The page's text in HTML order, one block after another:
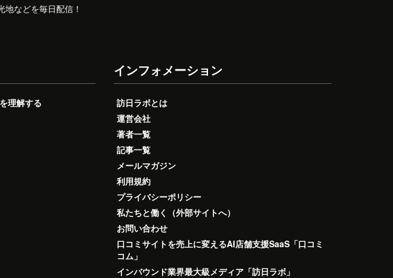
などを毎日配信！
理解する
インフォメーション
訪日ラボとは
運営会社
著者一覧
記事一覧
メールマガジン
利用規約
プライバシーポリシー
私たちと働く（外部サイトへ）
お問い合わせ
口コミサイトを売上に変えるAI店舗支援SaaS「口コミ
コム」
インバウンド業界最大級メディア「訪日ラボ」